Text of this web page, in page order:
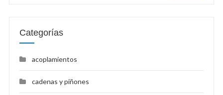
Categorías
acoplamientos
cadenas y piñones